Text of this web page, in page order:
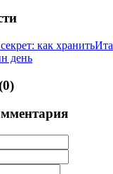
как хранить
день